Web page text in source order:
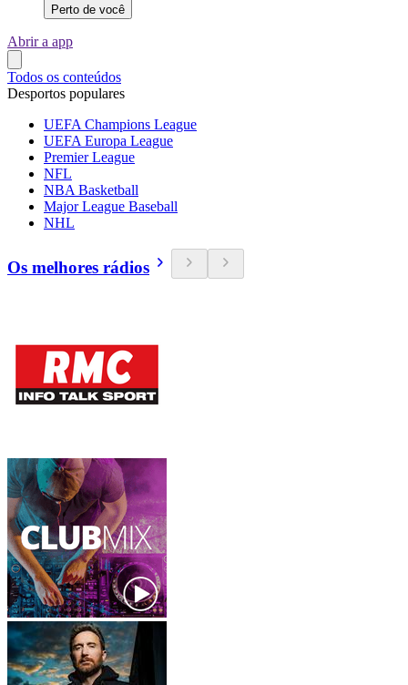
Perto de você
Abrir a app
Todos os conteúdos
Desportos populares
UEFA Champions League
UEFA Europa League
Premier League
NFL
NBA Basketball
Major League Baseball
NHL
Os melhores rádios